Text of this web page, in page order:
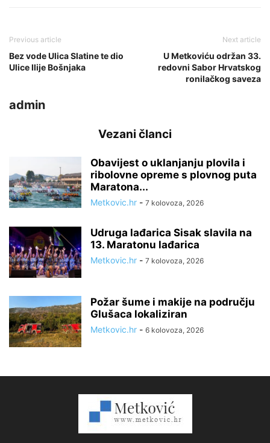
Previous article
Bez vode Ulica Slatine te dio
Ulice Ilije Bošnjaka
Next article
U Metkoviću održan 33.
redovni Sabor Hrvatskog
ronilačkog saveza
admin
Vezani članci
Obavijest o uklanjanju plovila i
ribolovne opreme s plovnog puta
Maratona...
Metkovic.hr - 7 kolovoza, 2026
Udruga lađarica Sisak slavila na
13. Maratonu lađarica
Metkovic.hr - 7 kolovoza, 2026
Požar šume i makije na području
Glušaca lokaliziran
Metkovic.hr - 6 kolovoza, 2026